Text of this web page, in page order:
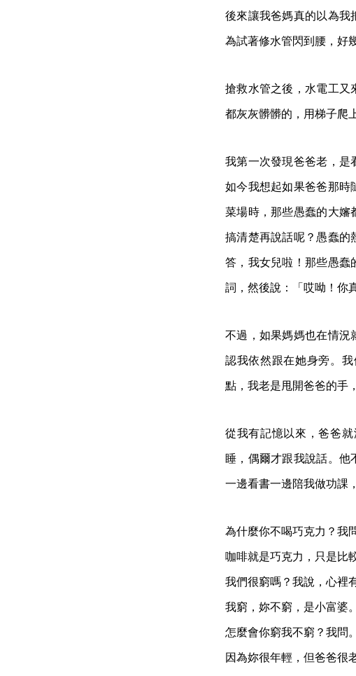
後來讓我爸媽真的以為我
為試著修水管閃到腰，好
搶救水管之後，水電工又
都灰灰髒髒的，用梯子爬
我第一次發現爸爸老，是
如今我想起如果爸爸那時
菜場時，那些愚蠢的大嬸
搞清楚再說話呢？愚蠢的
答，我女兒啦！那些愚蠢
詞，然後說：「哎呦！你
不過，如果媽媽也在情況
認我依然跟在她身旁。
點，我老是甩開爸爸的手
從我有記憶以來，爸爸
睡，偶爾才跟我說話。他
一邊看書一邊陪我做功課
為什麼你不喝巧克力？我問
咖啡就是巧克力，只是比
我們很窮嗎？我說，心裡
我窮，妳不窮，是小富婆
怎麼會你窮我不窮？我問。
因為妳很年輕，但爸爸很